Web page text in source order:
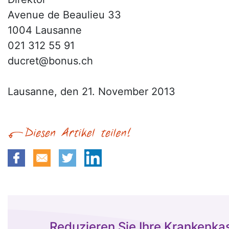
Avenue de Beaulieu 33
1004 Lausanne
021 312 55 91
ducret@bonus.ch
Lausanne, den 21. November 2013